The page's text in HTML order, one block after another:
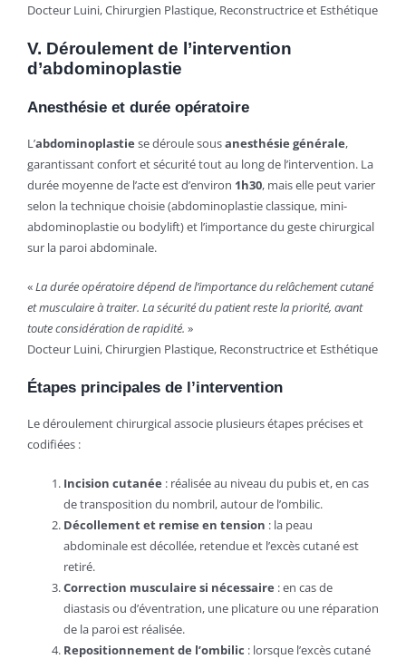
Docteur Luini, Chirurgien Plastique, Reconstructrice et Esthétique
V. Déroulement de l’intervention
d’abdominoplastie
Anesthésie et durée opératoire
L’abdominoplastie se déroule sousanesthésie générale,
garantissant confort et sécurité tout au long de l’intervention. La
durée moyenne de l’acte est d’environ 1h30, mais elle peut varier
selon la technique choisie (abdominoplastie classique, mini-
abdominoplastie ou bodylift) et l’importance du geste chirurgical
sur la paroi abdominale.
«La durée opératoire dépend de l’importance du relâchement cutané
et musculaire à traiter. La sécurité du patient reste la priorité, avant
toute considération de rapidité. »
Docteur Luini, Chirurgien Plastique, Reconstructrice et Esthétique
Étapes principales de l’intervention
Le déroulement chirurgical associe plusieurs étapes précises et
codifiées :
Incision cutanée : réalisée au niveau du pubis et, en cas
de transposition du nombril, autour de l’ombilic.
Décollement et remise en tension : la peau
abdominale est décollée, retendue et l’excès cutané est
retiré.
Correction musculaire si nécessaire : en cas de
diastasis ou d’éventration, une plicature ou une réparation
de la paroi est réalisée.
Repositionnement de l’ombilic : lorsque l’excès cutané